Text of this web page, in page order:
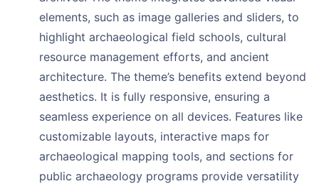
elements, such as image galleries and sliders, to
highlight archaeological field schools, cultural
resource management efforts, and ancient
architecture. The theme’s benefits extend beyond
aesthetics. It is fully responsive, ensuring a
seamless experience on all devices. Features like
customizable layouts, interactive maps for
archaeological mapping tools, and sections for
public archaeology programs provide versatility